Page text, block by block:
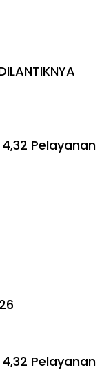
Pelayanan
Pelayanan